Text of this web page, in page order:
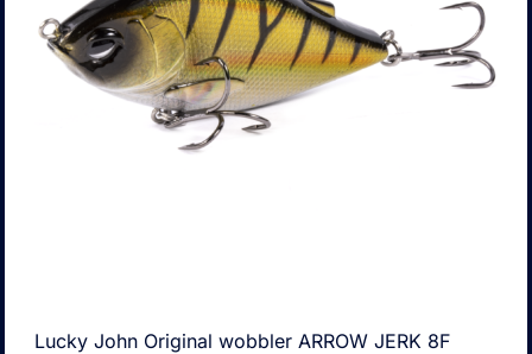
Lucky John Original wobbler ARROW JERK 8F